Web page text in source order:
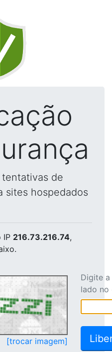
de
sites hospedados
IP 216.73.216.74,
[trocar imagem]
Digite
lado no